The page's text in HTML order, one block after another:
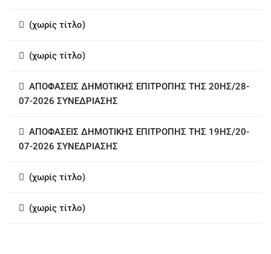
(χωρίς τίτλο)
(χωρίς τίτλο)
ΑΠΟΦΑΣΕΙΣ ΔΗΜΟΤΙΚΗΣ ΕΠΙΤΡΟΠΗΣ ΤΗΣ 20ΗΣ/28-
07-2026 ΣΥΝΕΔΡΙΑΣΗΣ
ΑΠΟΦΑΣΕΙΣ ΔΗΜΟΤΙΚΗΣ ΕΠΙΤΡΟΠΗΣ ΤΗΣ 19ΗΣ/20-
07-2026 ΣΥΝΕΔΡΙΑΣΗΣ
(χωρίς τίτλο)
(χωρίς τίτλο)